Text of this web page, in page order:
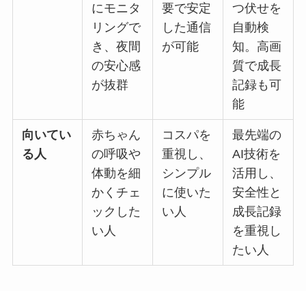
にモニタ
リングで
き、夜間
の安心感
が抜群
要で安定
した通信
が可能
つ伏せを
自動検
知。高画
質で成長
記録も可
能
向いてい
る人
赤ちゃん
の呼吸や
体動を細
かくチェ
ックした
い人
コスパを
重視し、
シンプル
に使いた
い人
最先端の
AI技術を
活用し、
安全性と
成長記録
を重視し
たい人